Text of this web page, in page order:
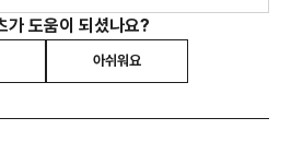
가 도움이 되셨나요?
아쉬워요